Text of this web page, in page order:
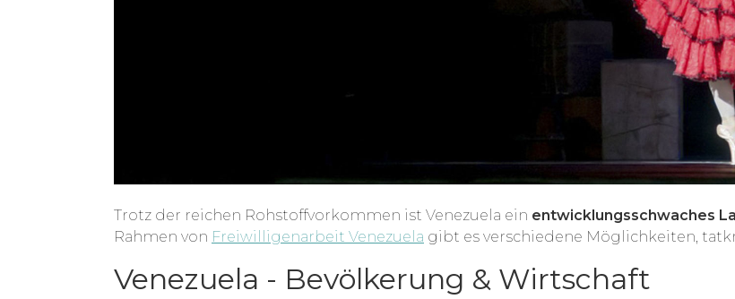
Trotz der reichen Rohstoffvorkommen ist Venezuela ein entwicklungsschwaches
Rahmen von Freiwilligenarbeit Venezuela gibt es verschiedene Möglichkeiten,
Venezuela - Bevölkerung & Wirtschaft